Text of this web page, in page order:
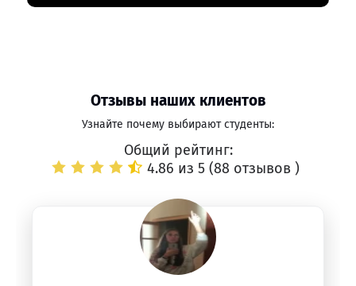
Отзывы наших клиентов
Узнайте почему выбирают студенты:
Общий рейтинг:
4.86 из 5 (88 отзывов )